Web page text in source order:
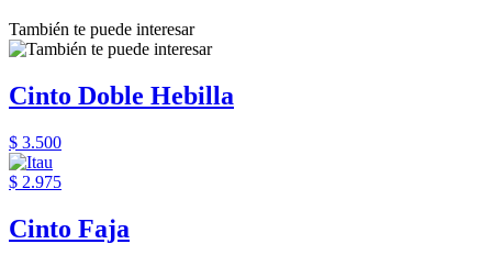
También te puede interesar
Cinto Doble Hebilla
$ 3.500
$ 2.975
Cinto Faja